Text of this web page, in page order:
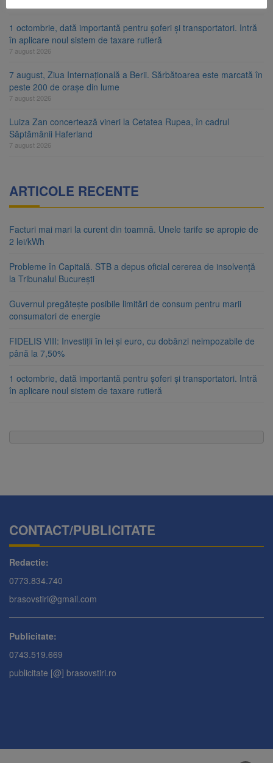
1 octombrie, dată importantă pentru șoferi și transportatori. Intră
în aplicare noul sistem de taxare rutieră
7 august 2026
7 august, Ziua Internațională a Berii. Sărbătoarea este marcată în
peste 200 de orașe din lume
7 august 2026
Luiza Zan concertează vineri la Cetatea Rupea, în cadrul
Săptămânii Haferland
7 august 2026
ARTICOLE RECENTE
Facturi mai mari la curent din toamnă. Unele tarife se apropie de
2 lei/kWh
Probleme în Capitală. STB a depus oficial cererea de insolvență
la Tribunalul București
Guvernul pregătește posibile limitări de consum pentru marii
consumatori de energie
FIDELIS VIII: Investiții în lei și euro, cu dobânzi neimpozabile de
până la 7,50%
1 octombrie, dată importantă pentru șoferi și transportatori. Intră
în aplicare noul sistem de taxare rutieră
CONTACT/PUBLICITATE
Redactie:
0773.834.740
brasovstiri@gmail.com
Publicitate:
0743.519.669
publicitate [@] brasovstiri.ro